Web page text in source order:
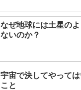
なぜ地球には土星の
ないのか？
宇宙で決してやって
こと